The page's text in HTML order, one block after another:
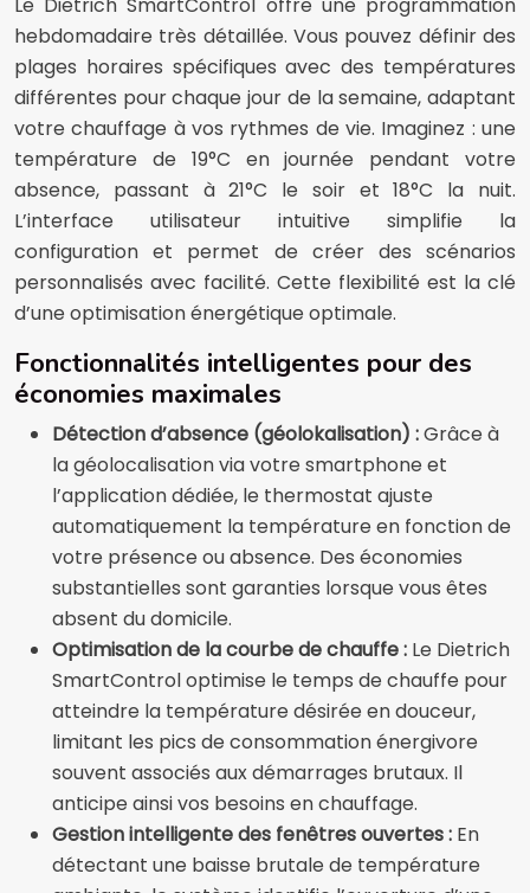
hebdomadaire très détaillée. Vous pouvez définir des
plages horaires spécifiques avec des températures
différentes pour chaque jour de la semaine, adaptant
votre chauffage à vos rythmes de vie. Imaginez : une
température de 19°C en journée pendant votre
absence, passant à 21°C le soir et 18°C la nuit.
L’interface utilisateur intuitive simplifie la
configuration et permet de créer des scénarios
personnalisés avec facilité. Cette flexibilité est la clé
d’une optimisation énergétique optimale.
Fonctionnalités intelligentes pour des
économies maximales
Détection d’absence (géolokalisation) :Grâce à
la géolocalisation via votre smartphone et
l’application dédiée, le thermostat ajuste
automatiquement la température en fonction de
votre présence ou absence. Des économies
substantielles sont garanties lorsque vous êtes
absent du domicile.
Optimisation de la courbe de chauffe : Le Dietrich
SmartControl optimise le temps de chauffe pour
atteindre la température désirée en douceur,
limitant les pics de consommation énergivore
souvent associés aux démarrages brutaux. Il
anticipe ainsi vos besoins en chauffage.
Gestion intelligente des fenêtres ouvertes : En
détectant une baisse brutale de température